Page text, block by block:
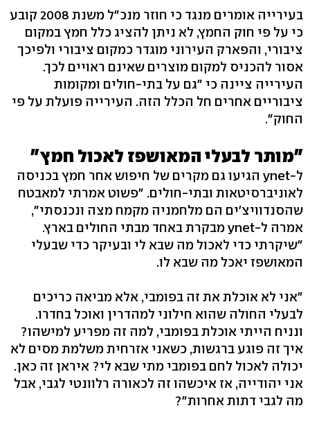
בעירייה אומרים מנגד כי חוזר מנכ"ל משנת 2008 קובע
כי על פי חוק החמץ, לא ניתן להציג כלל חמץ במקום
ציבורי, והפארק העירוני מוגדר כמקום ציבורי ולפיכך
אסור להכניס למקום מוצרים שאינם ראויים לכך.
העירייה ציינה כי "גם על בתי-חולים ומקומות
ציבוריים אחרים חל הכלל הזה. העירייה פועלת על פי
החוק".
"מותר לבעלי המאושפז לאכול חמץ"
ל-ynet הגיעו גם מקרים של חיפוש אחר חמץ בכניסה
לאוניברסיטאות ובתי-חולים. "פשוט אמרתי למאבטח
שהסנדוויצ'ים הם מלחמניה מקמח מצה ונכנסתי",
אמרה ל-ynet מבקרת באחד מבתי החולים בארץ.
"שיקרתי כדי לאכול מה שבא לי ובעיקר כדי שבעלי
המאושפז יאכל מה שבא לו.
"אני לא אוכלת את זה בפומבי, אלא מביאה כריכים
לבעלי החולה שהוא חילוני למהדרין ואוכל בחדרו.
ונניח הייתי אוכלת בפומבי, למה זה מפריע למישהו?
איך זה פוגע ברגשות, כשאני אזרחית משלמת מסים לא
יכולה לאכול לחם בפומבי מתי שבא לי? איראן זה כאן.
אני יהודייה, אז איכשהו זה לכאורה רלוונטי לגבי, אבל
מה לגבי דתות אחרות"?